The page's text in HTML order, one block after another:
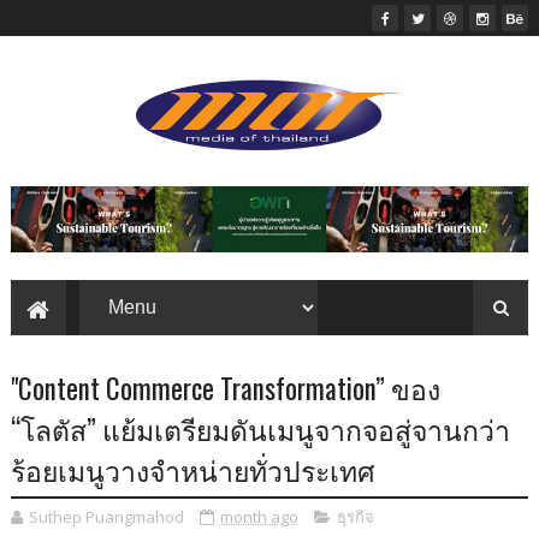
"Content Commerce Transformation” ของ
“โลตัส” แย้มเตรียมดันเมนูจากจอสู่จานกว่า
ร้อยเมนูวางจำหน่ายทั่วประเทศ
Suthep Puangmahod month ago ธุรกิจ